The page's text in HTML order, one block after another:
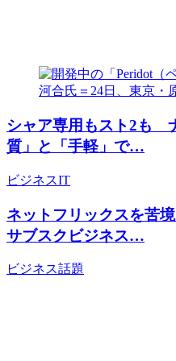
シャア専用もスト2も
質」と「手軽」で…
ビジネスIT
ネットフリックスを苦
サブスクビジネス…
ビジネス話題